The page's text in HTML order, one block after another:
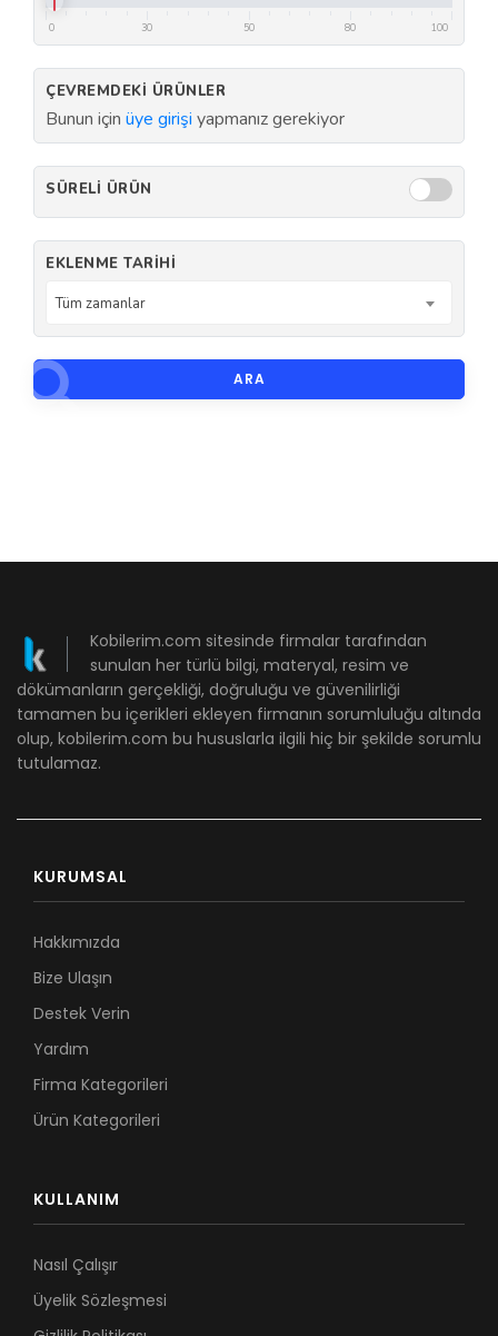
0 30 50 80 100
ÇEVREMDEKI ÜRÜNLER
Bunun için üye girişi yapmanız gerekiyor
SÜRELI ÜRÜN
EKLENME TARIHI
Tüm zamanlar
ARA
Kobilerim.com sitesinde firmalar tarafından
sunulan her türlü bilgi, materyal, resim ve
dökümanların gerçekliği, doğruluğu ve güvenilirliği
tamamen bu içerikleri ekleyen firmanın sorumluluğu altında
olup, kobilerim.com bu hususlarla ilgili hiç bir şekilde sorumlu
tutulamaz.
KURUMSAL
Hakkımızda
Bize Ulaşın
Destek Verin
Yardım
Firma Kategorileri
Ürün Kategorileri
KULLANIM
Nasıl Çalışır
Üyelik Sözleşmesi